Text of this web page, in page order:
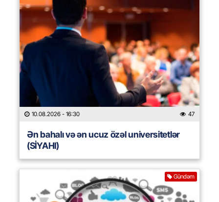
10.08.2026 - 16:30 47
Ən bahalı və ən ucuz özəl universitetlər
(SİYAHI)
Gündəm